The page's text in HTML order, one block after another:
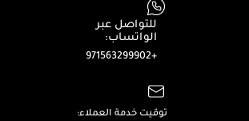
للتواصل عبر
الواتساب:
+971563299902
توقيت خدمة العملاء: